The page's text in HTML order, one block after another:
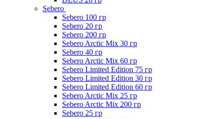
Sebero
Sebero 100 гр
Sebero 20 гр
Sebero 200 гр
Sebero Arctic Mix 30 гр
Sebero 40 гр
Sebero Arctic Mix 60 гр
Sebero Limited Edition 75 гр
Sebero Limited Edition 30 гр
Sebero Limited Edition 60 гр
Sebero Arctic Mix 25 гр
Sebero Arctic Mix 200 гр
Sebero 25 гр